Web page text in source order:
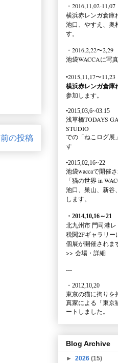
前の投稿
・2016,11,02-11,07
横浜赤レンガ倉庫
池口、やすえ、奥
す。
・2016,2,22〜2,29
池袋WACCAに写
•2015,11,17〜11,23
横浜赤レンガ倉庫
参加します。
•2015,03,6~03.15
浅草橋TODAYS
STUDIO
での 「ねこログ展
す
•2015,02,16~22
池袋waccaで開催
「猫の世界 in
池口、巣山、新谷
します。
・2014,10,16～21
北九州市 門司港
税関2Fギャラリー
個展が開催されま
>> 会場・詳細
---
・2012,10,20
東京の猫に拘りを
真家による 「東
ートしました。
Blog Archive
► 2026 (15)